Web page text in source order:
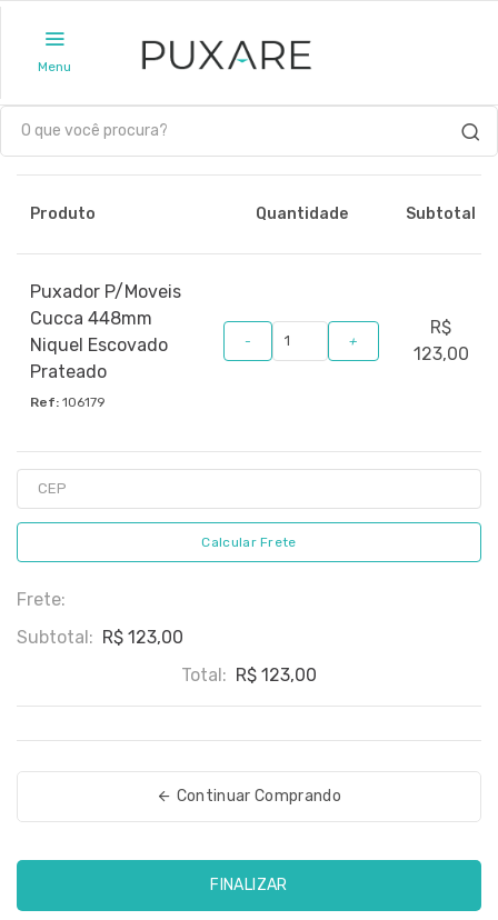
Menu
Produto Quantidade Subtotal
Puxador P/Moveis
Cucca 448mm
Niquel Escovado
Prateado
Ref: 106179
- +
R$
123,00
Calcular Frete
Frete:
Subtotal: R$ 123,00
Total: R$ 123,00
Continuar Comprando
FINALIZAR